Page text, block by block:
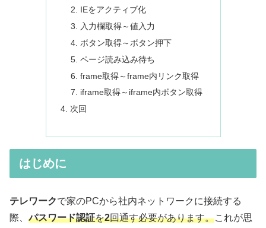
IEをアクティブ化
入力欄取得～値入力
ボタン取得～ボタン押下
ページ読み込み待ち
frame取得～frame内リンク取得
iframe取得～iframe内ボタン取得
次回
はじめに
テレワークで家のPCから社内ネットワークに接続する
際、パスワード認証を2回通す必要があります。これが思